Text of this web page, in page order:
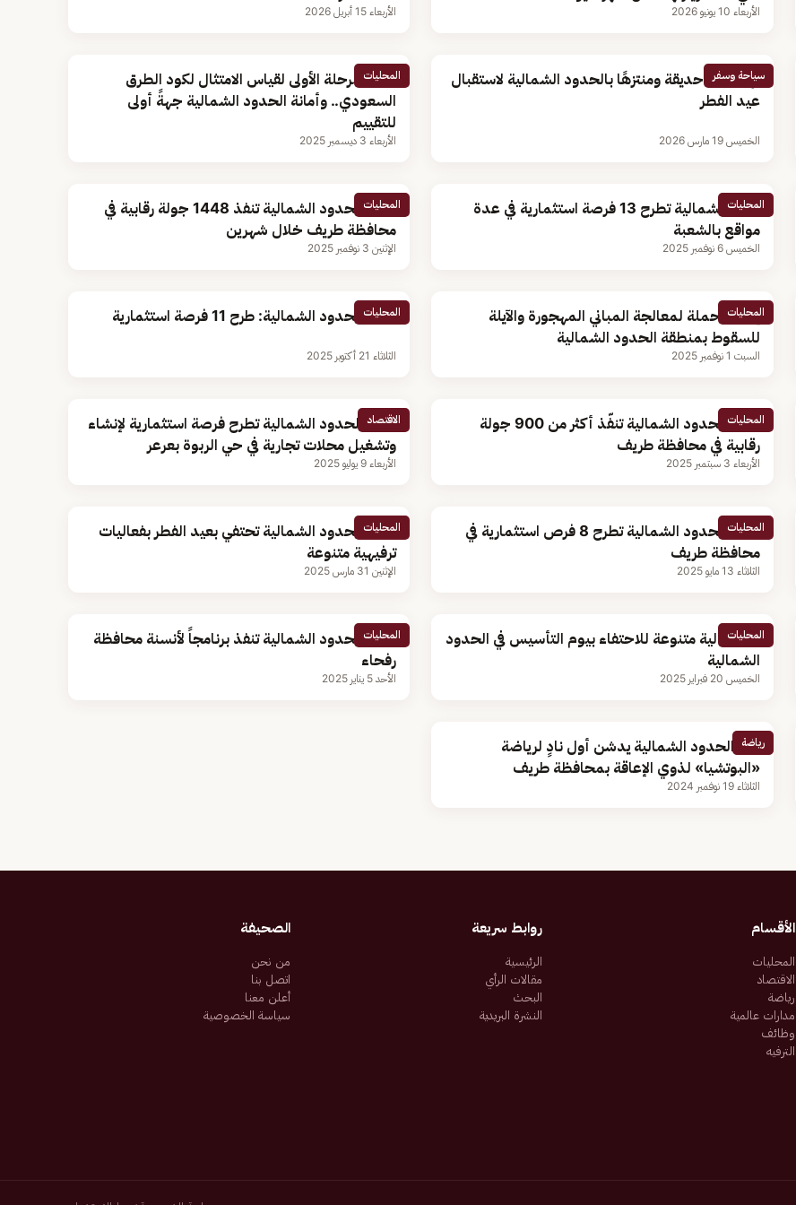
الأربعاء 10 يونيو 2026 الأربعاء 15 أبريل 2026
سياحة وسفر
تهيئة 24 حديقة ومنتزهًا بالحدود الشمالية لاستقبال
عيد الفطر
الخميس 19 مارس 2026
المحليات
بدء المرحلة الأولى لقياس الامتثال لكود الطرق
السعودي.. وأمانة الحدود الشمالية جهةً أولى
للتقييم
الأربعاء 3 ديسمبر 2025
المحليات
أمانة الشمالية تطرح 13 فرصة استثمارية في عدة
مواقع بالشعبة
الخميس 6 نوفمبر 2025
المحليات
أمانة الحدود الشمالية تنفذ 1448 جولة رقابية في
محافظة طريف خلال شهرين
الإثنين 3 نوفمبر 2025
المحليات
إطلاق حملة لمعالجة المباني المهجورة والآيلة
للسقوط بمنطقة الحدود الشمالية
السبت 1 نوفمبر 2025
المحليات
أمانة الحدود الشمالية: طرح 11 فرصة استثمارية
الثلاثاء 21 أكتوبر 2025
المحليات
أمانة الحدود الشمالية تنفّذ أكثر من 900 جولة
رقابية في محافظة طريف
الأربعاء 3 سبتمبر 2025
الاقتصاد
أمانة الحدود الشمالية تطرح فرصة استثمارية لإنشاء
وتشغيل محلات تجارية في حي الربوة بعرعر
الأربعاء 9 يوليو 2025
المحليات
أمانة الحدود الشمالية تطرح 8 فرص استثمارية في
محافظة طريف
الثلاثاء 13 مايو 2025
المحليات
أمانة الحدود الشمالية تحتفي بعيد الفطر بفعاليات
ترفيهية متنوعة
الإثنين 31 مارس 2025
المحليات36 فعالية متنوعة للاحتفاء بيوم التأسيس في الحدود
الشمالية
الخميس 20 فبراير 2025
المحليات
أمانة الحدود الشمالية تنفذ برنامجاً لأنسنة محافظة
رفحاء
الأحد 5 يناير 2025
رياضة
أمير الحدود الشمالية يدشن أول نادٍ لرياضة
«البوتشيا» لذوي الإعاقة بمحافظة طريف
الثلاثاء 19 نوفمبر 2024
الأقسام
المحليات
الاقتصاد
رياضة
مدارات عالمية
وظائف
الترفيه
روابط سريعة
الرئيسية
مقالات الرأي
البحث
النشرة البريدية
الصحيفة
من نحن
اتصل بنا
أعلن معنا
سياسة الخصوصية